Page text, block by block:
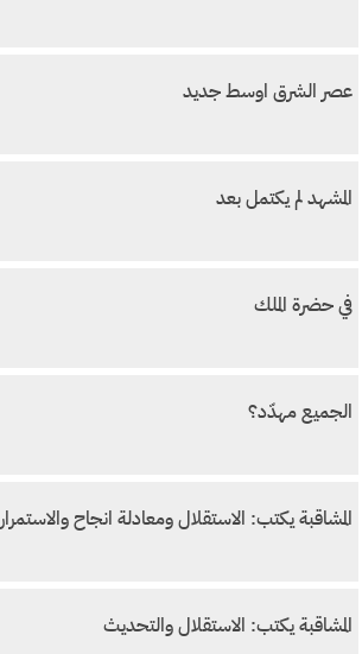
عصر الشرق اوسط جديد
المشهد لم يكتمل بعد
في حضرة الملك
الجميع مهدّد؟
المشاقبة يكتب: الاستقلال ومعادلة انجاح والاستمرار
المشاقبة يكتب: الاستقلال والتحديث